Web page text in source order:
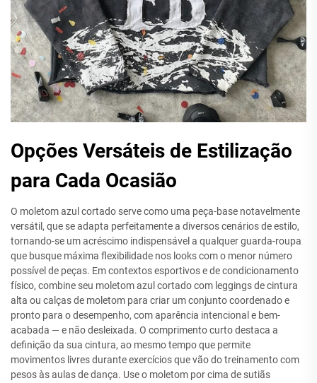
Opções Versáteis de Estilização
para Cada Ocasião
O moletom azul cortado serve como uma peça-base notavelmente
versátil, que se adapta perfeitamente a diversos cenários de estilo,
tornando-se um acréscimo indispensável a qualquer guarda-roupa
que busque máxima flexibilidade nos looks com o menor número
possível de peças. Em contextos esportivos e de condicionamento
físico, combine seu moletom azul cortado com leggings de cintura
alta ou calças de moletom para criar um conjunto coordenado e
pronto para o desempenho, com aparência intencional e bem-
acabada — e não desleixada. O comprimento curto destaca a
definição da sua cintura, ao mesmo tempo que permite
movimentos livres durante exercícios que vão do treinamento com
pesos às aulas de dança. Use o moletom por cima de sutiãs